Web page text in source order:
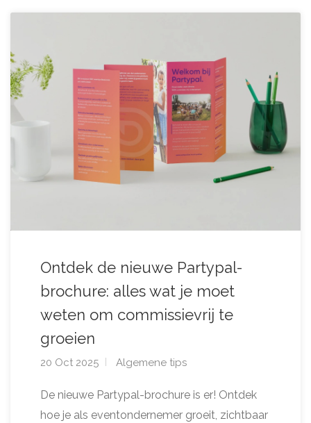
Ontdek de nieuwe Partypal-
brochure: alles wat je moet
weten om commissievrij te
groeien
20 Oct 2025 Algemene tips
De nieuwe Partypal-brochure is er! Ontdek
hoe je als eventondernemer groeit, zichtbaar